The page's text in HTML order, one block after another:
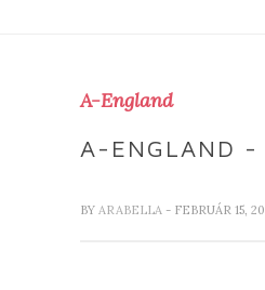
A-England
A-ENGLAND -
BY ARABELLA - FEBRUÁR 15,